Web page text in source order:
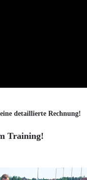
detaillierte Rechnung!
Training!